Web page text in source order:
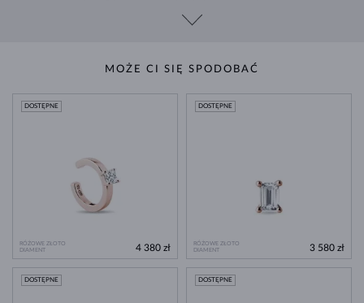
MOŻE CI SIĘ SPODOBAĆ
RÓŻOWE ZŁOTO
DIAMENT
DOSTĘPNE
4 380 zł
RÓŻOWE ZŁOTO
DIAMENT
DOSTĘPNE
3 580 zł
DOSTĘPNE DOSTĘPNE